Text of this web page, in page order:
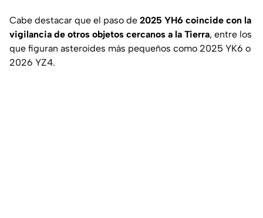
Cabe destacar que el paso de 2025 YH6 coincide con la
vigilancia de otros objetos cercanos a la Tierra, entre los
que figuran asteroides más pequeños como 2025 YK6 o
2026 YZ4.